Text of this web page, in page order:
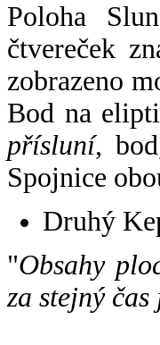
Poloha
čtvereček
zobrazeno
Bod na
přísluní,
Spojnice
Druhý
"Obsahy
za stejný čas